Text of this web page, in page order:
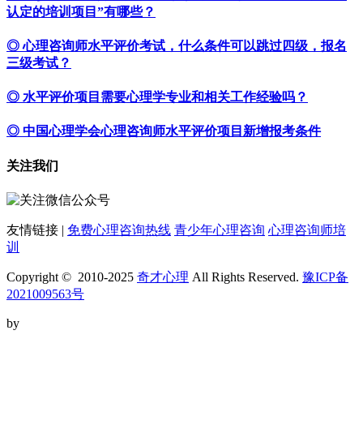
认定的培训项目”有哪些？
◎ 心理咨询师水平评价考试，什么条件可以跳过四级，报名
三级考试？
◎ 水平评价项目需要心理学专业和相关工作经验吗？
◎ 中国心理学会心理咨询师水平评价项目新增报考条件
关注我们
友情链接 | 免费心理咨询热线 青少年心理咨询 心理咨询师培
训
Copyright © 2010-2025 奇才心理 All Rights Reserved. 豫ICP备
2021009563号
by